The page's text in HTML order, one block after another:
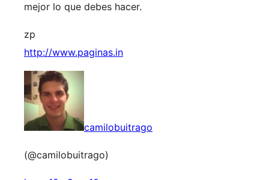
mejor lo que debes hacer.
zp
http://www.paginas.in
camilobuitrago
(@camilobuitrago)